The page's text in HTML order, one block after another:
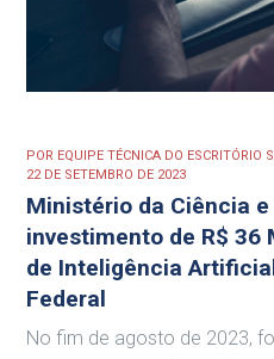
POR EQUIPE TÉCNICA DO ESCRITÓRIO
22 DE SETEMBRO DE 2023
Ministério da Ciência
investimento de R$ 36
de Inteligência
Federal
No fim de agosto de 2023,